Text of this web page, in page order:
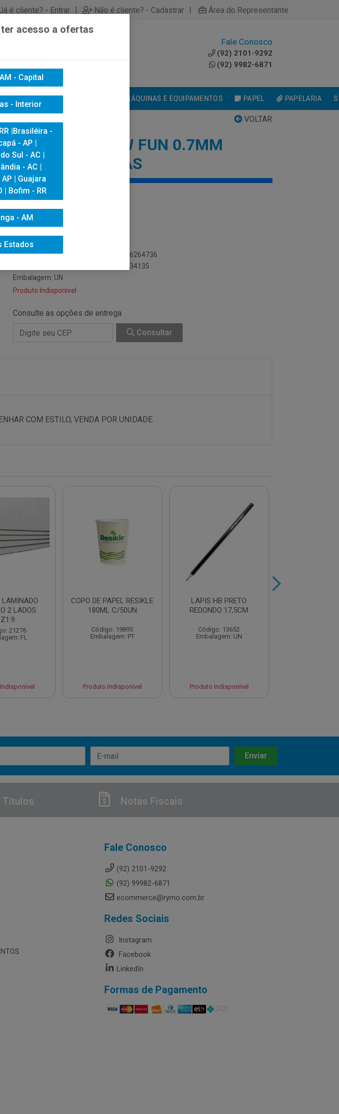
Já é cliente? - Entrar | Não é cliente? - Cadastrar | Área do Representante
Fale Conosco
(92) 2101-9292
(92) 9982-6871
INFORMÁTICA MÁQUINAS E EQUIPAMENTOS PAPEL PAPELARIA
VOLTAR
CORES SORTIDAS
LAPISEIRA WOW FUN 0.7MM
CORES SORTIDAS
Código do Fabricante: 92413
Código NCM: 96084000
Código de Barras do Produto: 7897256264736
Código de Barras da Caixa: 7897256234135
Embalagem: UN
Produto Indisponível
Consulte as opções de entrega
Consultar
COM ESTILO, VENDA POR UNIDADE.
LAMINADO
2 LADOS
21276
FL
COPO DE PAPEL RESIKLE
180ML C/50UN
Código: 19895
Embalagem: PT
Produto Indisponível
LAPIS HB PRETO
REDONDO 17,5CM
Código: 13652
Embalagem: UN
Produto Indisponível
Títulos Notas Fiscais
Fale Conosco
(92) 2101-9292
(92) 99982-6871
ecommerce@rymo.com.br
Redes Sociais
Instagram
Facebook
LinkedIn
Formas de Pagamento
acesso a ofertas
- Capital
- Interior
|Brasiléira -
- AP |
Sul - AC |
- AC |
| Guajara
| Bofim - RR
- AM
Estados